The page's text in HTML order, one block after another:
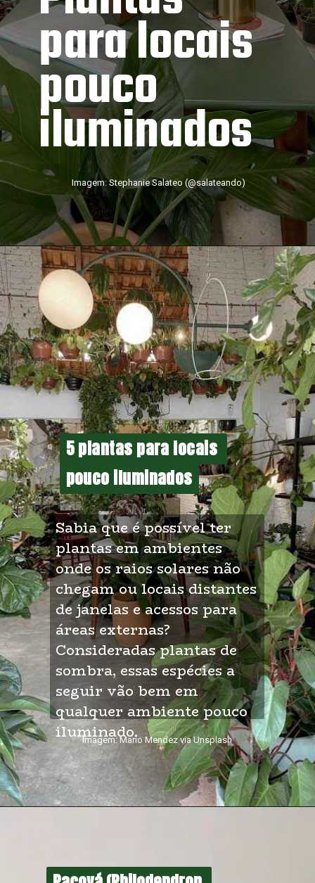
para locais
pouco
iluminados
Imagem: Stephanie Salateo (@salateando)
5 plantas para locais
pouco iluminados
5 plantas para locais
pouco iluminados
Sabia que é possível ter
plantas em ambientes
onde os raios solares não
chegam ou locais distantes
de janelas e acessos para
áreas externas?
Consideradas plantas de
sombra, essas espécies a
seguir vão bem em
qualquer ambiente pouco
iluminado.
Imagem: Mario Mendez via Unsplash